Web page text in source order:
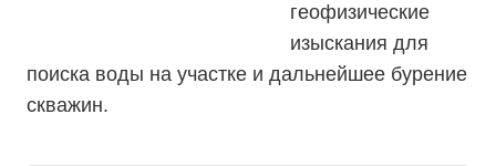
геофизические
изыскания для
поиска воды на участке и дальнейшее бурение
скважин.